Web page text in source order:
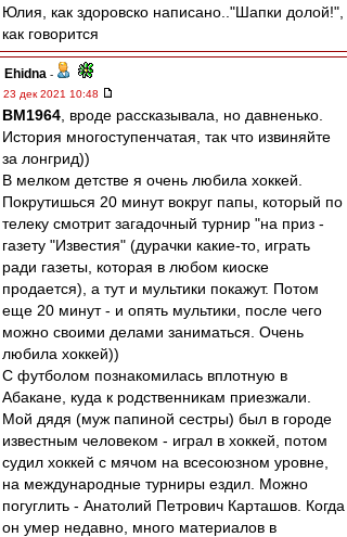
Юлия, как здоровско написано.."Шапки долой!",
как говорится
Ehidna -
23 дек 2021 10:48
BM1964 , вроде рассказывала, но давненько.
История многоступенчатая, так что извиняйте
за лонгрид))
В мелком детстве я очень любила хоккей.
Покрутишься 20 минут вокруг папы, который по
телеку смотрит загадочный турнир "на приз -
газету "Известия" (дурачки какие-то, играть
ради газеты, которая в любом киоске
продается), а тут и мультики покажут. Потом
еще 20 минут - и опять мультики, после чего
можно своими делами заниматься. Очень
любила хоккей))
С футболом познакомилась вплотную в
Абакане, куда к родственникам приезжали.
Мой дядя (муж папиной сестры) был в городе
известным человеком - играл в хоккей, потом
судил хоккей с мячом на всесоюзном уровне,
на международные турниры ездил. Можно
погуглить - Анатолий Петрович Карташов. Когда
он умер недавно, много материалов в